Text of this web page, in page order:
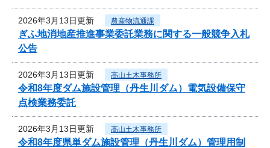
2026年3月13日更新 農産物流通課
ぎふ地消地産推進事業委託業務に関する一般競争入札
公告
2026年3月13日更新 高山土木事務所
令和8年度ダム施設管理（丹生川ダム）電気設備保守
点検業務委託
2026年3月13日更新 高山土木事務所
令和8年度県単ダム施設管理（丹生川ダム）管理用制